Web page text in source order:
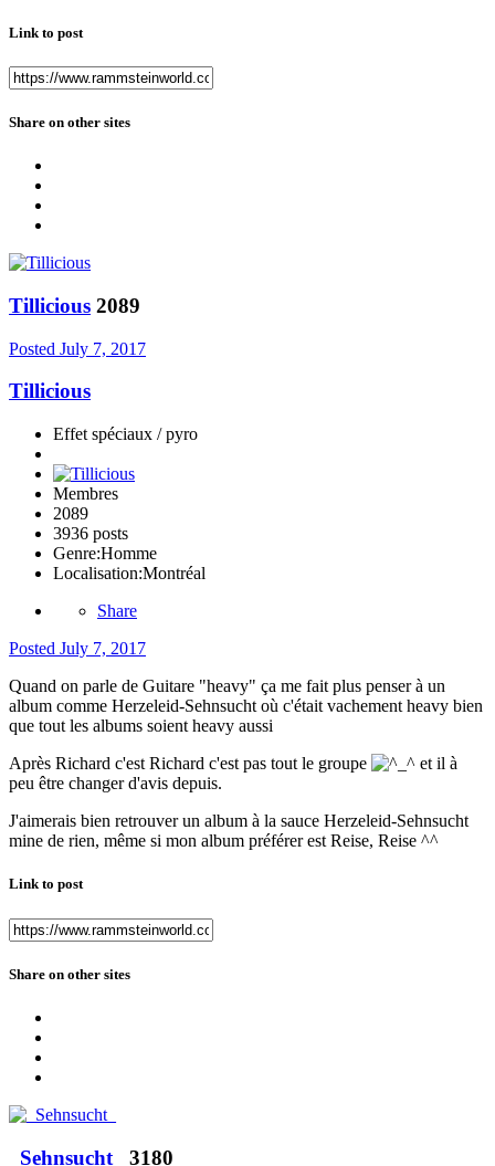
Link to post
Share on other sites
Tillicious 2089
Posted July 7, 2017
Tillicious
Effet spéciaux / pyro
Membres
2089
3936 posts
Genre:Homme
Localisation:Montréal
Share
Posted July 7, 2017
Quand on parle de Guitare "heavy" ça me fait plus penser à un
album comme Herzeleid-Sehnsucht où c'était vachement heavy bien
que tout les albums soient heavy aussi
Après Richard c'est Richard c'est pas tout le groupe
et il à
peu être changer d'avis depuis.
J'aimerais bien retrouver un album à la sauce Herzeleid-Sehnsucht
mine de rien, même si mon album préférer est Reise, Reise ^^
Link to post
Share on other sites
_Sehnsucht_ 3180